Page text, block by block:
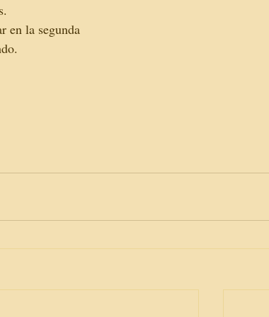
en la segunda